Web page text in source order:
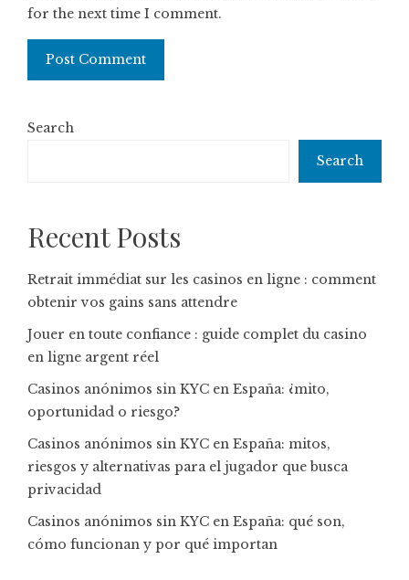
for the next time I comment.
Search
Search
Recent Posts
Retrait immédiat sur les casinos en ligne : comment
obtenir vos gains sans attendre
Jouer en toute confiance : guide complet du casino
en ligne argent réel
Casinos anónimos sin KYC en España: ¿mito,
oportunidad o riesgo?
Casinos anónimos sin KYC en España: mitos,
riesgos y alternativas para el jugador que busca
privacidad
Casinos anónimos sin KYC en España: qué son,
cómo funcionan y por qué importan